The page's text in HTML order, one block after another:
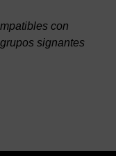
con
signantes